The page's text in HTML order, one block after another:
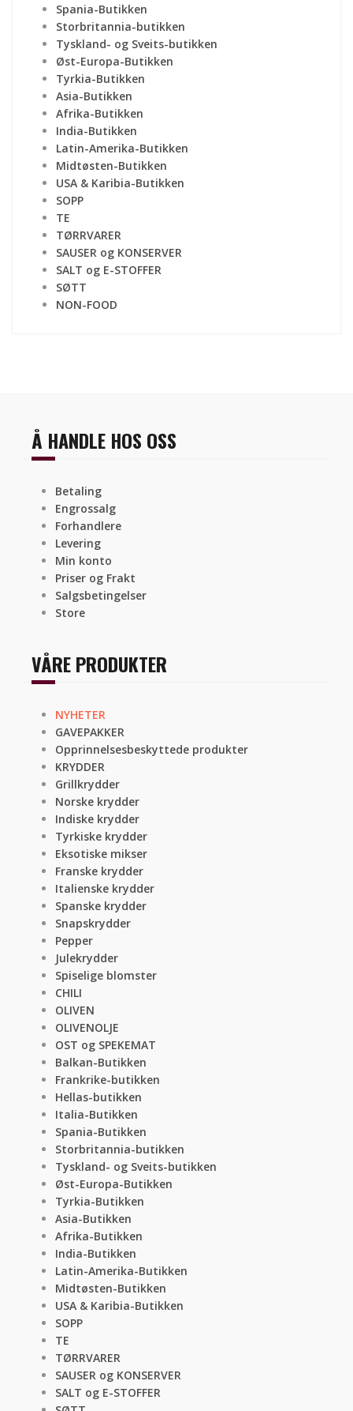
Spania-Butikken
Storbritannia-butikken
Tyskland- og Sveits-butikken
Øst-Europa-Butikken
Tyrkia-Butikken
Asia-Butikken
Afrika-Butikken
India-Butikken
Latin-Amerika-Butikken
Midtøsten-Butikken
USA & Karibia-Butikken
SOPP
TE
TØRRVARER
SAUSER og KONSERVER
SALT og E-STOFFER
SØTT
NON-FOOD
Å HANDLE HOS OSS
Betaling
Engrossalg
Forhandlere
Levering
Min konto
Priser og Frakt
Salgsbetingelser
Store
VÅRE PRODUKTER
NYHETER
GAVEPAKKER
Opprinnelsesbeskyttede produkter
KRYDDER
Grillkrydder
Norske krydder
Indiske krydder
Tyrkiske krydder
Eksotiske mikser
Franske krydder
Italienske krydder
Spanske krydder
Snapskrydder
Pepper
Julekrydder
Spiselige blomster
CHILI
OLIVEN
OLIVENOLJE
OST og SPEKEMAT
Balkan-Butikken
Frankrike-butikken
Hellas-butikken
Italia-Butikken
Spania-Butikken
Storbritannia-butikken
Tyskland- og Sveits-butikken
Øst-Europa-Butikken
Tyrkia-Butikken
Asia-Butikken
Afrika-Butikken
India-Butikken
Latin-Amerika-Butikken
Midtøsten-Butikken
USA & Karibia-Butikken
SOPP
TE
TØRRVARER
SAUSER og KONSERVER
SALT og E-STOFFER